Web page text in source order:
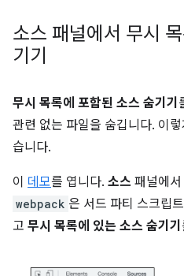
소스 패널에서 무시
기기
무시 목록에 포함된 소스 숨기기
관련 없는 파일을 숨깁니다. 이
습니다.
이 데모를 엽니다. 소스 패널에서
webpack 은 서드 파티 스크립
고 무시 목록에 있는 소스 숨기기